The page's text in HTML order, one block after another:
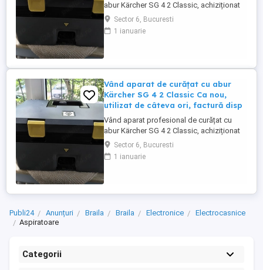
abur Kärcher SG 4 2 Classic, achiziționat
la sfârșitul lunii aprilie 2026. A foat utilizat
doar de câteva ori. -Stare estetică și
tehnică foarte bună, funcționează perfect.
profesional, ...
Sector 6, Bucuresti
1 ianuarie
Vând aparat de curățat cu abur
Kärcher SG 4 2 Classic Ca nou,
utilizat de câteva ori, factură disp
Vând aparat profesional de curățat cu
abur Kärcher SG 4 2 Classic, achiziționat
la sfârșitul lunii aprilie 2026. A foat utilizat
doar de câteva ori. -Stare estetică și
tehnică foarte bună, funcționează perfect.
profesional, ...
Sector 6, Bucuresti
1 ianuarie
Publi24 Anunțuri Braila Braila Electronice
Electrocasnice
Aspiratoare
Categorii